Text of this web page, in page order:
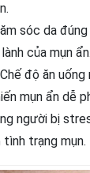
sóc da
của mụn ẩn.
độ ăn
mụn ẩn dễ
người bị
trạng mụn.